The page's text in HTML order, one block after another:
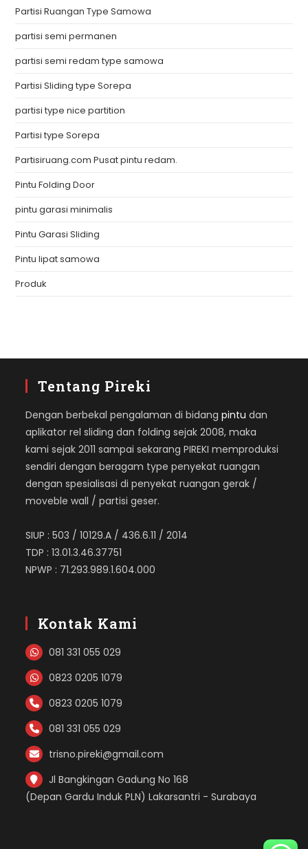
Partisi Ruangan Type Samowa
partisi semi permanen
partisi semi redam type samowa
Partisi Sliding type Sorepa
partisi type nice partition
Partisi type Sorepa
Partisiruang.com Pusat pintu redam.
Pintu Folding Door
pintu garasi minimalis
Pintu Garasi Sliding
Pintu lipat samowa
Produk
Tentang Pireki
Dengan berbekal pengalaman di bidangpintu dan
aplikator rel sliding dan folding sejak 2008, maka
kami sejak 2011 sampai sekarang PIREKI memproduksi
sendiri dengan beragam type penyekat ruangan
dengan spesialisasi di penyekat ruangan gerak /
moveble wall / partisi geser.
SIUP : 503 / 10129.A / 436.6.11 / 2014
TDP : 13.01.3.46.37751
NPWP : 71.293.989.1.604.000
Kontak Kami
081 331 055 029
0823 0205 1079
0823 0205 1079
081 331 055 029
trisno.pireki@gmail.com
Jl Bangkingan Gadung No 168
(Depan Gardu Induk PLN) Lakarsantri - Surabaya